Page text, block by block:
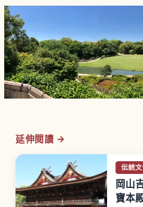
延伸閱讀 →
伝統
岡山
寶本